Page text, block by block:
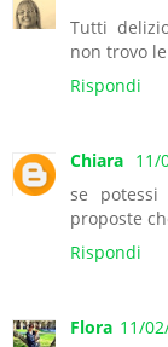
Tutti
non trovo
Rispondi
Chiara 11/
se
proposte
Rispondi
Flora 11/